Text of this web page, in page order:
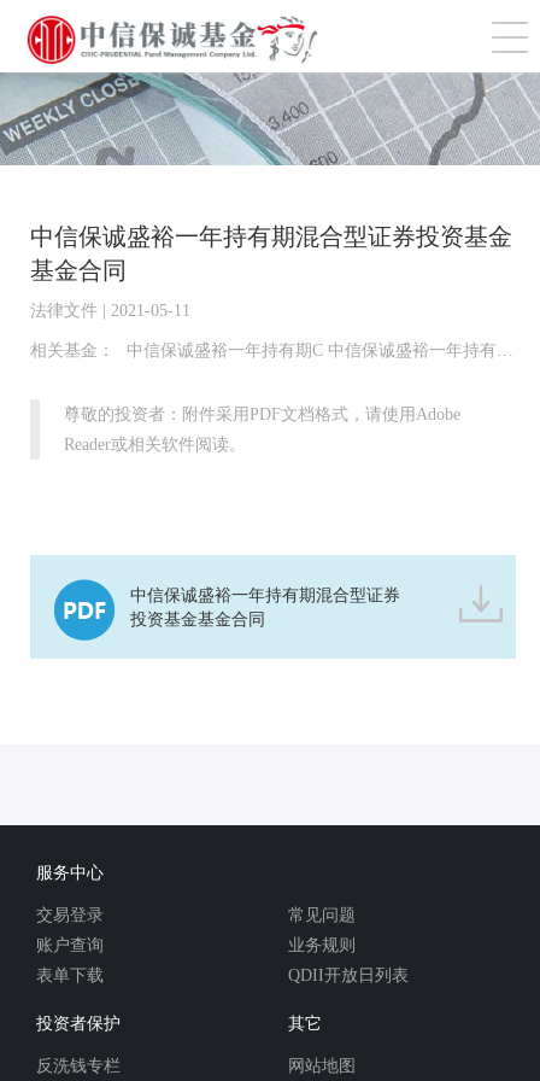
切
中信保诚盛裕一年持有期混合型证券投资基金
基金合同
法律文件 | 2021-05-11
相关基金： 中信保诚盛裕一年持有期C 中信保诚盛裕一年持有期A
尊敬的投资者：附件采用PDF文档格式，请使用Adobe
Reader或相关软件阅读。
中信保诚盛裕一年持有期混合型证券
投资基金基金合同
服务中心
交易登录
账户查询
表单下载
常见问题
业务规则
QDII开放日列表
投资者保护
反洗钱专栏
其它
网站地图